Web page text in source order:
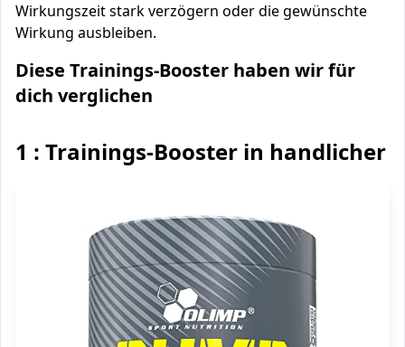
Wirkungszeit stark verzögern oder die gewünschte
Wirkung ausbleiben.
Diese Trainings-Booster haben wir für
dich verglichen
1 : Trainings-Booster in handlicher